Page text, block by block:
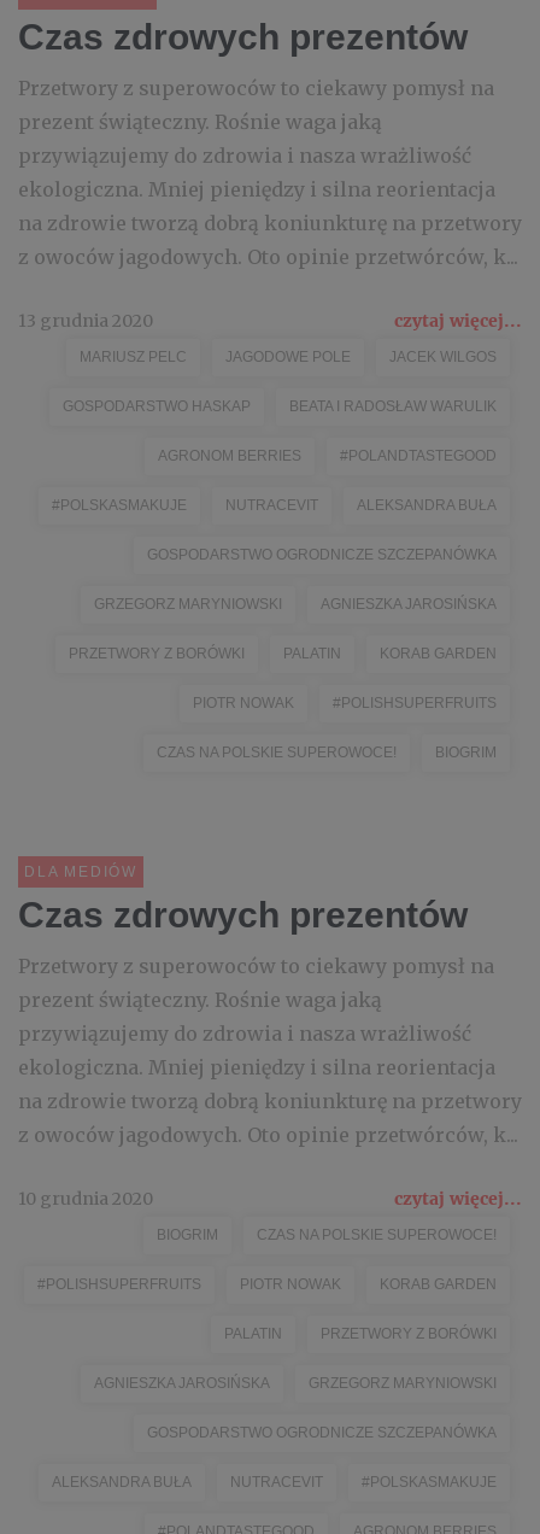
Czas zdrowych prezentów
Przetwory z superowoców to ciekawy pomysł na
prezent świąteczny. Rośnie waga jaką
przywiązujemy do zdrowia i nasza wrażliwość
ekologiczna. Mniej pieniędzy i silna reorientacja
na zdrowie tworzą dobrą koniunkturę na przetwory
z owoców jagodowych. Oto opinie przetwórców, k...
13 grudnia 2020 czytaj więcej...
MARIUSZ PELC JAGODOWE POLE JACEK WILGOS
GOSPODARSTWO HASKAP BEATA I RADOSŁAW WARULIK
AGRONOM BERRIES #POLANDTASTEGOOD
#POLSKASMAKUJE NUTRACEVIT ALEKSANDRA BUŁA
GOSPODARSTWO OGRODNICZE SZCZEPANÓWKA
GRZEGORZ MARYNIOWSKI AGNIESZKA JAROSIŃSKA
PRZETWORY Z BORÓWKI PALATIN KORAB GARDEN
PIOTR NOWAK #POLISHSUPERFRUITS
CZAS NA POLSKIE SUPEROWOCE! BIOGRIM
DLA MEDIÓW
Czas zdrowych prezentów
Przetwory z superowoców to ciekawy pomysł na
prezent świąteczny. Rośnie waga jaką
przywiązujemy do zdrowia i nasza wrażliwość
ekologiczna. Mniej pieniędzy i silna reorientacja
na zdrowie tworzą dobrą koniunkturę na przetwory
z owoców jagodowych. Oto opinie przetwórców, k...
10 grudnia 2020 czytaj więcej...
BIOGRIM CZAS NA POLSKIE SUPEROWOCE!
#POLISHSUPERFRUITS PIOTR NOWAK KORAB GARDEN
PALATIN PRZETWORY Z BORÓWKI
AGNIESZKA JAROSIŃSKA GRZEGORZ MARYNIOWSKI
GOSPODARSTWO OGRODNICZE SZCZEPANÓWKA
ALEKSANDRA BUŁA NUTRACEVIT #POLSKASMAKUJE